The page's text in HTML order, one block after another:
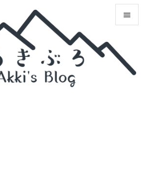


サイド